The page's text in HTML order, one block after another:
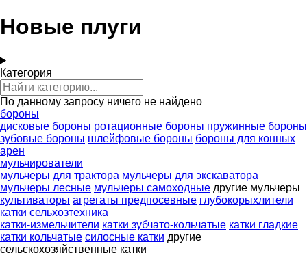
Новые плуги
Категория
По данному запросу ничего не найдено
бороны
дисковые бороны ротационные бороны пружинные бороны
зубовые бороны шлейфовые бороны бороны для конных
арен
мульчирователи
мульчеры для трактора мульчеры для экскаватора
мульчеры лесные мульчеры самоходные другие мульчеры
культиваторы агрегаты предпосевные глубокорыхлители
катки сельхозтехника
катки-измельчители катки зубчато-кольчатые катки гладкие
катки кольчатые силосные катки другие
сельскохозяйственные катки